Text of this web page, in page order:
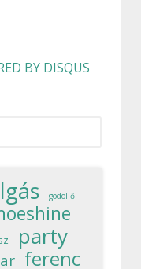
BY DISQUS
gödöllő
party
ferenc